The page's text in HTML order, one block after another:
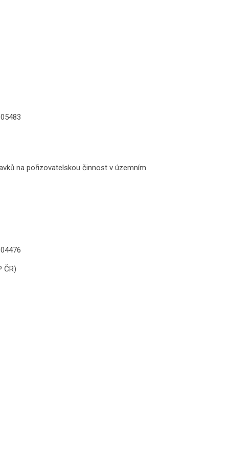
na pořizovatelskou činnost v územním
ČR)